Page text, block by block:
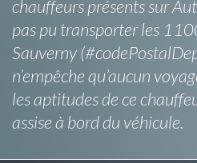
chauffeurs présents sur
pas pu transporter les
Sauverny
n’empêche qu’aucun
les aptitudes de ce
assise à bord du véhicule.